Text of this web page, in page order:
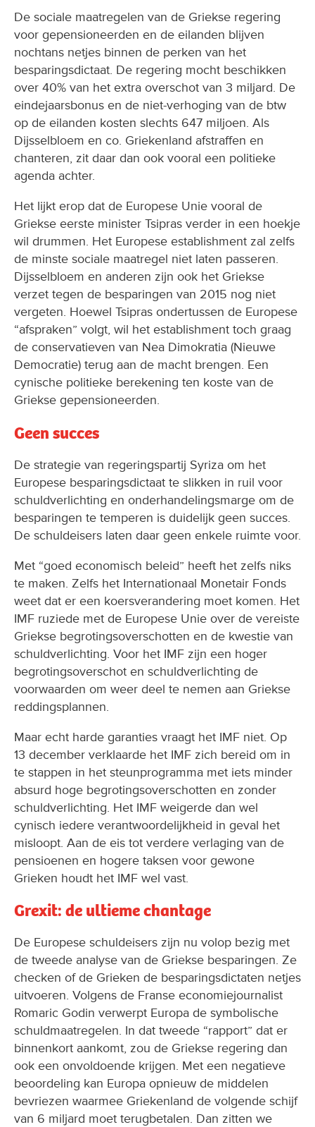
De sociale maatregelen van de Griekse regering
voor gepensioneerden en de eilanden blijven
nochtans netjes binnen de perken van het
besparingsdictaat. De regering mocht beschikken
over 40% van het extra overschot van 3 miljard. De
eindejaarsbonus en de niet-verhoging van de btw
op de eilanden kosten slechts 647 miljoen. Als
Dijsselbloem en co. Griekenland afstraffen en
chanteren, zit daar dan ook vooral een politieke
agenda achter.
Het lijkt erop dat de Europese Unie vooral de
Griekse eerste minister Tsipras verder in een hoekje
wil drummen. Het Europese establishment zal zelfs
de minste sociale maatregel niet laten passeren.
Dijsselbloem en anderen zijn ook het Griekse
verzet tegen de besparingen van 2015 nog niet
vergeten. Hoewel Tsipras ondertussen de Europese
“afspraken” volgt, wil het establishment toch graag
de conservatieven van Nea Dimokratia (Nieuwe
Democratie) terug aan de macht brengen. Een
cynische politieke berekening ten koste van de
Griekse gepensioneerden.
Geen succes
De strategie van regeringspartij Syriza om het
Europese besparingsdictaat te slikken in ruil voor
schuldverlichting en onderhandelingsmarge om de
besparingen te temperen is duidelijk geen succes.
De schuldeisers laten daar geen enkele ruimte voor.
Met “goed economisch beleid” heeft het zelfs niks
te maken. Zelfs het Internationaal Monetair Fonds
weet dat er een koersverandering moet komen. Het
IMF ruziede met de Europese Unie over de vereiste
Griekse begrotingsoverschotten en de kwestie van
schuldverlichting. Voor het IMF zijn een hoger
begrotingsoverschot en schuldverlichting de
voorwaarden om weer deel te nemen aan Griekse
reddingsplannen.
Maar echt harde garanties vraagt het IMF niet. Op
13 december verklaarde het IMF zich bereid om in
te stappen in het steunprogramma met iets minder
absurd hoge begrotingsoverschotten en zonder
schuldverlichting. Het IMF weigerde dan wel
cynisch iedere verantwoordelijkheid in geval het
misloopt. Aan de eis tot verdere verlaging van de
pensioenen en hogere taksen voor gewone
Grieken houdt het IMF wel vast.
Grexit: de ultieme chantage
De Europese schuldeisers zijn nu volop bezig met
de tweede analyse van de Griekse besparingen. Ze
checken of de Grieken de besparingsdictaten netjes
uitvoeren. Volgens de Franse economiejournalist
Romaric Godin verwerpt Europa de symbolische
schuldmaatregelen. In dat tweede “rapport” dat er
binnenkort aankomt, zou de Griekse regering dan
ook een onvoldoende krijgen. Met een negatieve
beoordeling kan Europa opnieuw de middelen
bevriezen waarmee Griekenland de volgende schijf
van 6 miljard moet terugbetalen. Dan zitten we